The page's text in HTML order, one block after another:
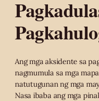
Ang mga aksidente sa
nagmumula sa mga
natutugunan ng mga
Nasa ibaba ang mga